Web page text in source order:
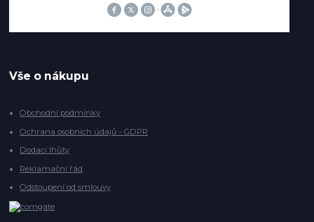
Vše o nákupu
Obchodní podmínky
Ochrana osobních údajů - GDPR
Dodací lhůty
Reklamační řád
Odstoupení od smlouvy